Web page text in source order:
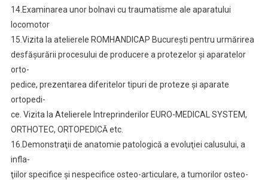
14.Examinarea unor bolnavi cu traumatisme ale aparatului
locomotor
15.Vizita la atelierele ROMHANDICAP Bucureşti pentru urmărirea
desfăşurării procesului de producere a protezelor şi aparatelor
orto-
pedice, prezentarea diferitelor tipuri de proteze şi aparate
ortopedi-
ce. Vizita la Atelierele Intreprinderilor EURO-MEDICAL SYSTEM,
ORTHOTEC, ORTOPEDICĂ etc.
16.Demonstraţii de anatomie patologică a evoluţiei calusului, a
infla-
ţiilor specifice şi nespecifice osteo-articulare, a tumorilor osteo-